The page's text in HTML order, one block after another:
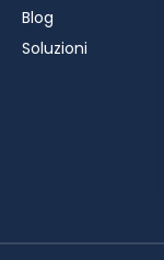
Blog
Soluzioni